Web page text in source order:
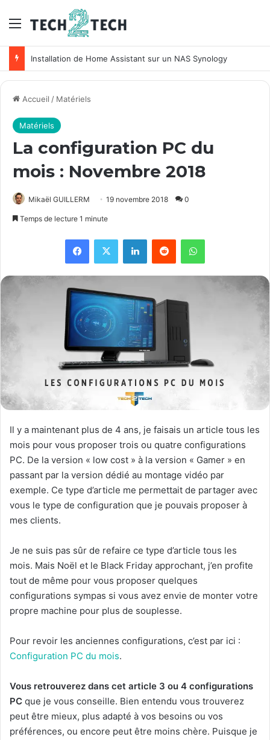
Menu
Accueil / Matériels
Matériels
La configuration PC du
mois : Novembre 2018
Mikaël GUILLERM 19 novembre 2018 0
Temps de lecture 1 minute
Il y a maintenant plus de 4 ans, je faisais un article tous les
mois pour vous proposer trois ou quatre configurations
PC. De la version « low cost » à la version « Gamer » en
passant par la version dédié au montage vidéo par
exemple. Ce type d’article me permettait de partager avec
vous le type de configuration que je pouvais proposer à
mes clients.
Je ne suis pas sûr de refaire ce type d’article tous les
mois. Mais Noël et le Black Friday approchant, j’en profite
tout de même pour vous proposer quelques
configurations sympas si vous avez envie de monter votre
propre machine pour plus de souplesse.
Pour revoir les anciennes configurations, c’est par ici :
Configuration PC du mois.
Vous retrouverez dans cet article 3 ou 4 configurations
PC que je vous conseille. Bien entendu vous trouverez
peut être mieux, plus adapté à vos besoins ou vos
préférences, ou encore peut être moins chère. Puisque je